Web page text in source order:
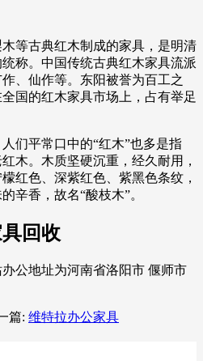
等古典红木制成的家具，是明清
称。中国传统古典红木家具流派
、仙作等。东阳被誉为百工之
国的红木家具市场上，占有举足
们平常口中的“红木”也多是指
木。木质坚硬沉重，经久耐用，
红色、深紫红色、紫黑色条纹，
辛香，故名“酸枝木”。
回收
公地址为河南省洛阳市 偃师市
篇: 维特拉办公家具